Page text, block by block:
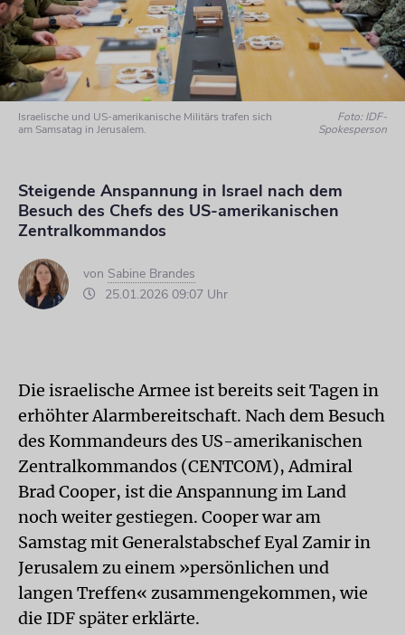
Israelische und US-amerikanische Militärs trafen sich
am Samsatag in Jerusalem.
Foto: IDF-
Spokesperson
Steigende Anspannung in Israel nach dem
Besuch des Chefs des US-amerikanischen
Zentralkommandos
von Sabine Brandes
25.01.2026 09:07 Uhr
Die israelische Armee ist bereits seit Tagen in
erhöhter Alarmbereitschaft. Nach dem Besuch
des Kommandeurs des US-amerikanischen
Zentralkommandos (CENTCOM), Admiral
Brad Cooper, ist die Anspannung im Land
noch weiter gestiegen. Cooper war am
Samstag mit Generalstabschef Eyal Zamir in
Jerusalem zu einem »persönlichen und
langen Treffen« zusammengekommen, wie
die IDF später erklärte.